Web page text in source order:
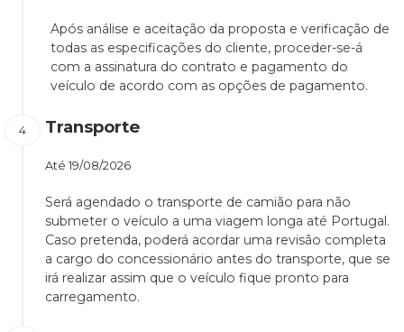
Após análise e aceitação da proposta e verificação de
todas as especificações do cliente, proceder-se-á
com a assinatura do contrato e pagamento do
veículo de acordo com as opções de pagamento.
Transporte
Até 19/08/2026
Será agendado o transporte de camião para não
submeter o veículo a uma viagem longa até Portugal.
Caso pretenda, poderá acordar uma revisão completa
a cargo do concessionário antes do transporte, que se
irá realizar assim que o veículo fique pronto para
carregamento.